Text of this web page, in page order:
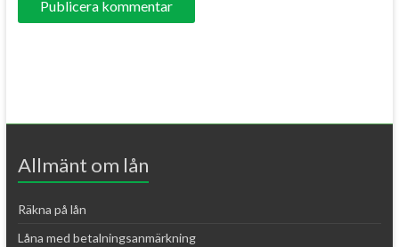
r
n
a
Allmänt om lån
Räkna på lån
Låna med betalningsanmärkning